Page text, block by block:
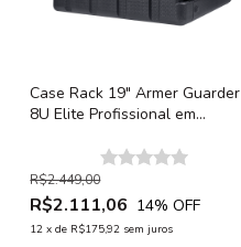
Case Rack 19" Armer Guarder
8U Elite Profissional em
R$2.111,06
R$2.449,00
14% OFF
12 xde R$175,92 sem juros